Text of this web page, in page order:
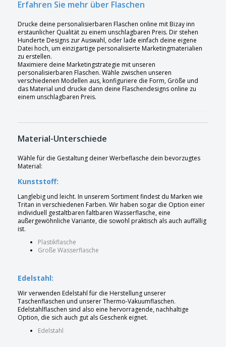
Erfahren Sie mehr über Flaschen
Drucke deine personalisierbaren Flaschen online mit Bizay inn
erstaunlicher Qualität zu einem unschlagbaren Preis. Dir stehen
Hunderte Designs zur Auswahl, oder lade einfach deine eigene
Datei hoch, um einzigartige personalisierte Marketingmaterialien
zu erstellen.
Maximiere deine Marketingstrategie mit unseren
personalisierbaren Flaschen. Wähle zwischen unseren
verschiedenen Modellen aus, konfiguriere die Form, Größe und
das Material und drucke dann deine Flaschendesigns online zu
einem unschlagbaren Preis.
Material-Unterschiede
Wähle für die Gestaltung deiner Werbeflasche dein bevorzugtes
Material:
Kunststoff:
Langlebig und leicht. In unserem Sortiment findest du Marken wie
Tritan in verschiedenen Farben. Wir haben sogar die Option einer
individuell gestaltbaren faltbaren Wasserflasche, eine
außergewöhnliche Variante, die sowohl praktisch als auch auffällig
ist.
Plastikflasche
Große Wasserflasche
Edelstahl:
Wir verwenden Edelstahl für die Herstellung unserer
Taschenflaschen und unserer Thermo-Vakuumflaschen.
Edelstahlflaschen sind also eine hervorragende, nachhaltige
Option, die sich auch gut als Geschenk eignet.
Edelstahl